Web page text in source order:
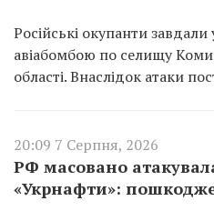
Російські окупанти
авіабомбою по селищу
області. Внаслідок атаки
20:09 7 Серпня, 2026
РФ масовано
«Укрнафти»: